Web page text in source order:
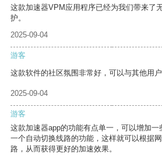
这款加速器VPM应用程序已经为我们带来了
护。
2025-09-04
游客
这款软件的社区氛围非常好，可以与其他用户
2025-09-04
游客
这款加速器app的功能有点单一，可以增加
一个自动切换线路的功能，这样就可以根据
路，从而获得更好的加速效果。